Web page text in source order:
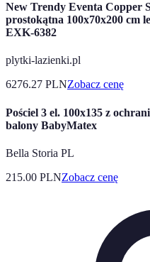
New Trendy Eventa Copper
prostokątna 100x70x200 cm
EXK-6382
plytki-lazienki.pl
6276.27 PLNZobacz cenę
Pościel 3 el. 100x135 z
balony BabyMatex
Bella Storia PL
215.00 PLNZobacz cenę